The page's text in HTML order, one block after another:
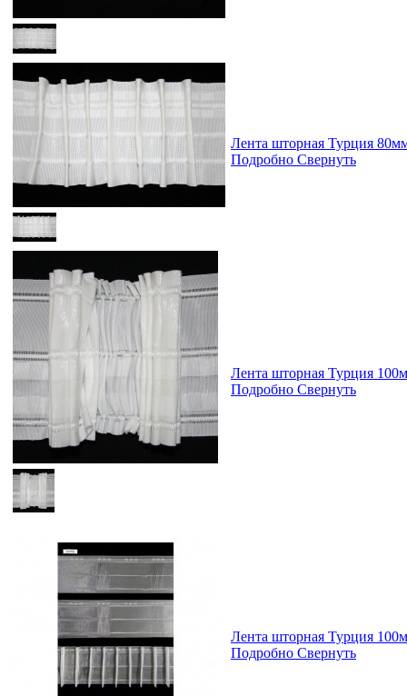
Лента шторная Турция
Подробно Свернуть
Лента шторная Турция
Подробно Свернуть
Лента шторная Турция
Подробно Свернуть